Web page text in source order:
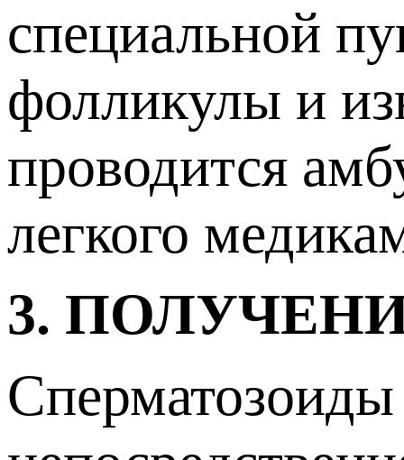
специальной
фолликулы и
проводится
легкого
3.
Сперматозоиды